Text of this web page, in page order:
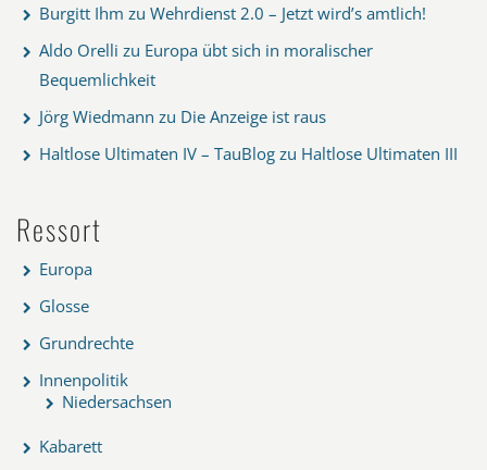
Burgitt Ihm zu Wehrdienst 2.0 – Jetzt wird’s amtlich!
Aldo Orelli zu Europa übt sich in moralischer
Bequemlichkeit
Jörg Wiedmann zu Die Anzeige ist raus
Haltlose Ultimaten IV – TauBlog zu Haltlose Ultimaten III
Ressort
Europa
Glosse
Grundrechte
Innenpolitik
Niedersachsen
Kabarett